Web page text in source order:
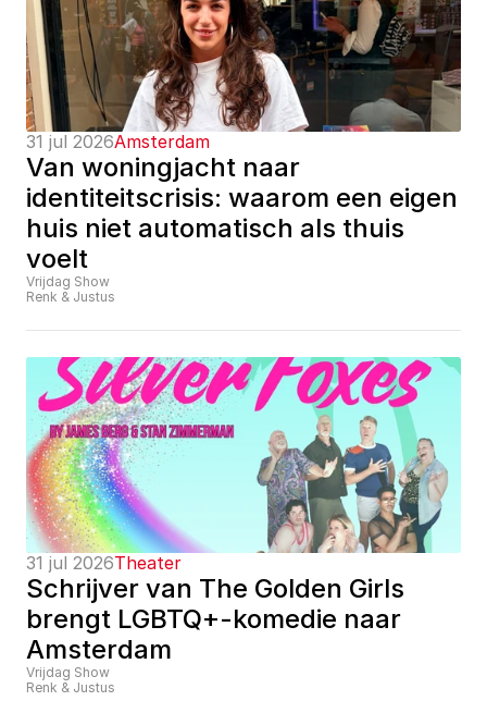
31 jul 2026Amsterdam
Van woningjacht naar
identiteitscrisis: waarom een eigen
huis niet automatisch als thuis
voelt
Vrijdag Show
Renk & Justus
31 jul 2026Theater
Schrijver van The Golden Girls
brengt LGBTQ+-komedie naar
Amsterdam
Vrijdag Show
Renk & Justus